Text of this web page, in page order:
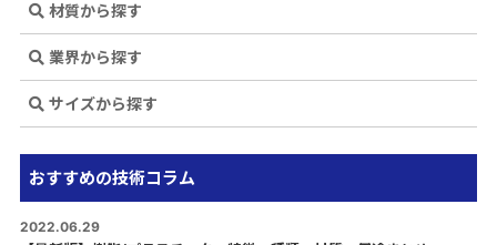
材質から探す
業界から探す
サイズから探す
おすすめの技術コラム
2022.06.29